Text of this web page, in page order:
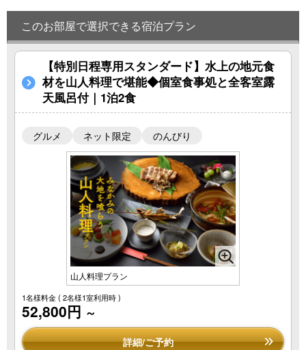
このお部屋で選択できる宿泊プラン
【特別日程専用スタンダード】水上の地元食
材を山人料理で堪能◆個室食事処と全客室露
天風呂付｜1泊2食
グルメ ネット限定 のんびり
山人料理プラン
1名様料金( 2名様1室利用時 )
52,800円 ～
詳細/ご予約